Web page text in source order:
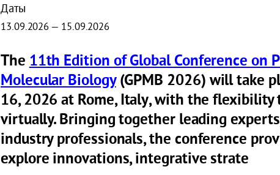
Даты
13.09.2026 — 15.09.2026
The11th Edition of Global Conference on
Molecular Biology(GPMB 2026) will take
16, 2026 at Rome, Italy, with the flexibility
virtually. Bringing together leading
industry professionals, the conference
explore innovations, integrative strate